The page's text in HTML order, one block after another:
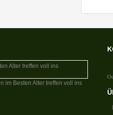
im Besten Alter treffen voll ins